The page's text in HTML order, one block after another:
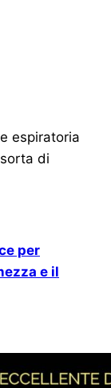
espiratoria
di
per
e il